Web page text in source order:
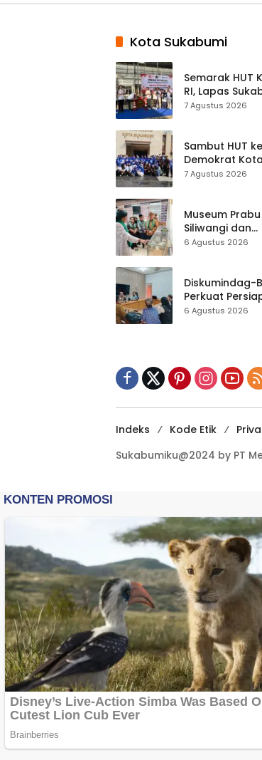
Kota Sukabumi
Semarak HUT
RI, Lapas
Resmi Gelar
7 Agustus 2026
Sambut HUT
Demokrat Kota
Sukabumi
ASRI Lewat Aksi
Bersih Masjid
Agung
7 Agustus 2026
Museum Prabu
Siliwangi dan
Museum
Hampir 500
Dipisahkan
6 Agustus 2026
Diskumindag-
Perkuat
Sensus Ekonomi,
6 Agustus 2026
Indeks Kode Etik
Sukabumiku@2024 by PT